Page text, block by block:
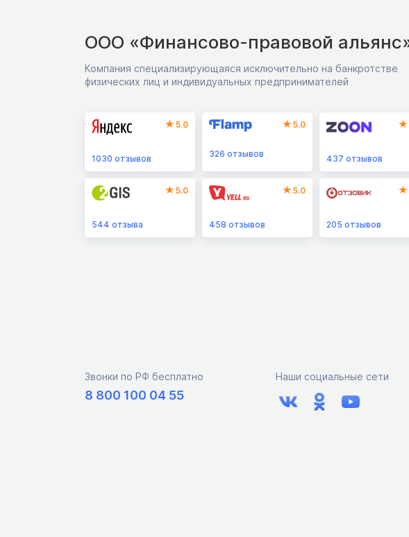
ООО «Финансово-правовой
Компания специализирующаяся исключительно на банкротстве
физических лиц и индивидуальных предпринимателей
5.0
1030 отзывов
5.0
326 отзывов 437 отзывов
5.0
544 отзыва
5.0
458 отзывов 205 отзывов
Звонки по РФ бесплатно
8 800 100 04 55
Наши социальные сети